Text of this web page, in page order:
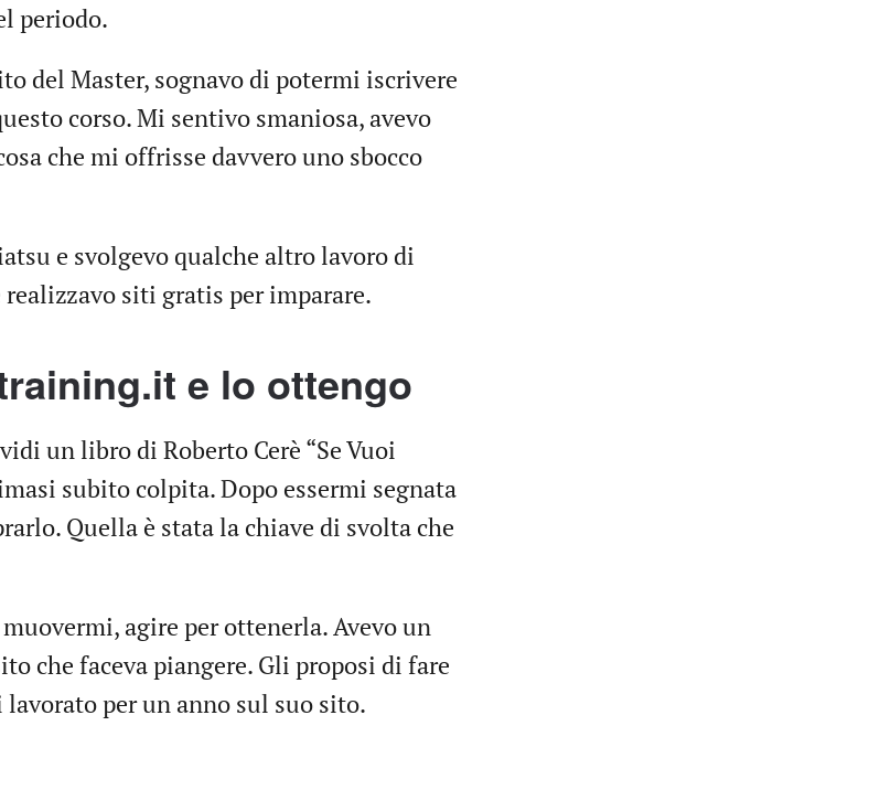
periodo.
del Master, sognavo di potermi iscrivere
corso. Mi sentivo smaniosa, avevo
che mi offrisse davvero uno sbocco
e svolgevo qualche altro lavoro di
siti gratis per imparare.
e lo ottengo
un libro di Roberto Cerè “Se Vuoi
subito colpita. Dopo essermi segnata
Quella è stata la chiave di svolta che
agire per ottenerla. Avevo un
che faceva piangere. Gli proposi di fare
per un anno sul suo sito.